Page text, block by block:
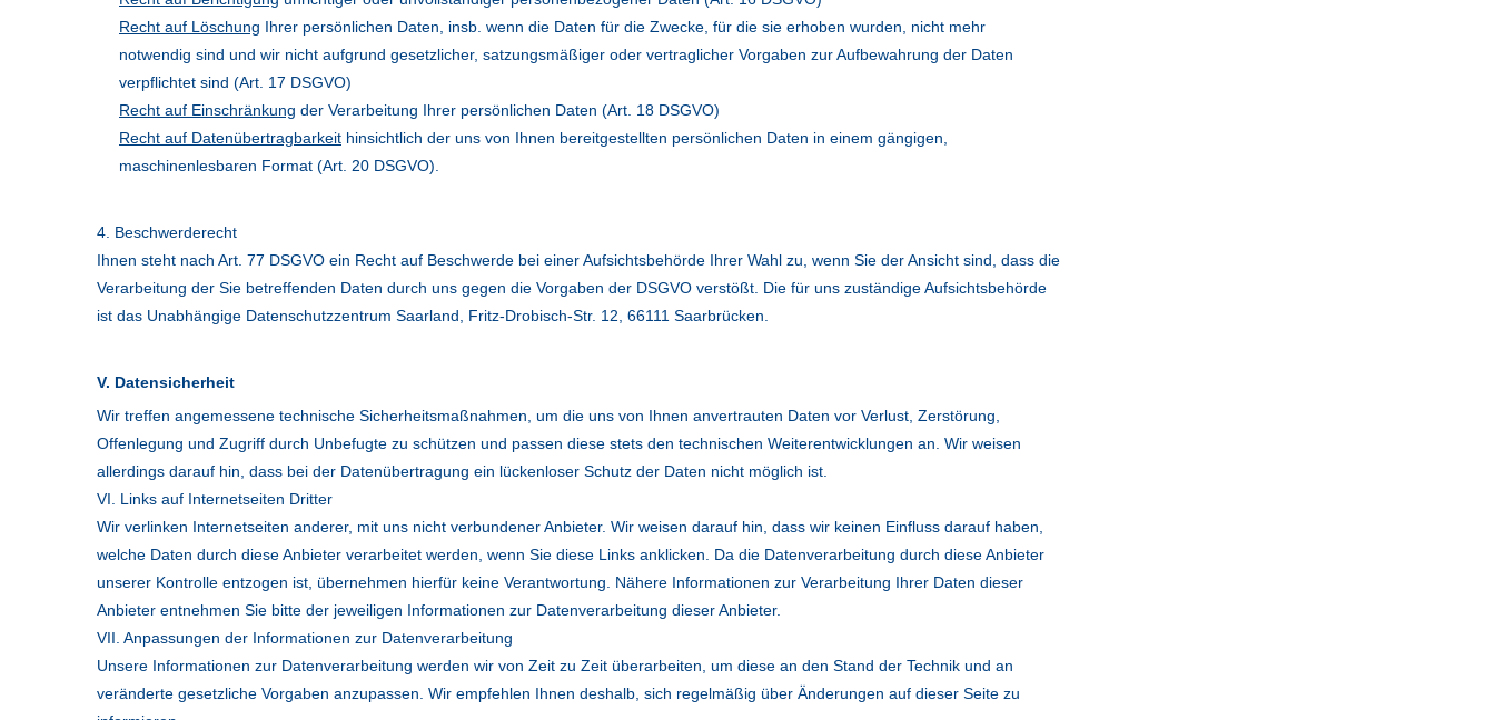
Recht auf Löschung Ihrer persönlichen Daten, insb. wenn die Daten für die Zwecke, für die sie erhoben wurden, nicht mehr
notwendig sind und wir nicht aufgrund gesetzlicher, satzungsmäßiger oder vertraglicher Vorgaben zur Aufbewahrung der Daten
verpflichtet sind (Art. 17 DSGVO)
Recht auf Einschränkung der Verarbeitung Ihrer persönlichen Daten (Art. 18 DSGVO)
Recht auf Datenübertragbarkeit hinsichtlich der uns von Ihnen bereitgestellten persönlichen Daten in einem gängigen,
maschinenlesbaren Format (Art. 20 DSGVO).
4. Beschwerderecht
Ihnen steht nach Art. 77 DSGVO ein Recht auf Beschwerde bei einer Aufsichtsbehörde Ihrer Wahl zu, wenn Sie der Ansicht sind, dass die
Verarbeitung der Sie betreffenden Daten durch uns gegen die Vorgaben der DSGVO verstößt. Die für uns zuständige Aufsichtsbehörde
ist das Unabhängige Datenschutzzentrum Saarland, Fritz-Drobisch-Str. 12, 66111 Saarbrücken.
V. Datensicherheit
Wir treffen angemessene technische Sicherheitsmaßnahmen, um die uns von Ihnen anvertrauten Daten vor Verlust, Zerstörung,
Offenlegung und Zugriff durch Unbefugte zu schützen und passen diese stets den technischen Weiterentwicklungen an. Wir weisen
allerdings darauf hin, dass bei der Datenübertragung ein lückenloser Schutz der Daten nicht möglich ist.
VI. Links auf Internetseiten Dritter
Wir verlinken Internetseiten anderer, mit uns nicht verbundener Anbieter. Wir weisen darauf hin, dass wir keinen Einfluss darauf haben,
welche Daten durch diese Anbieter verarbeitet werden, wenn Sie diese Links anklicken. Da die Datenverarbeitung durch diese Anbieter
unserer Kontrolle entzogen ist, übernehmen hierfür keine Verantwortung. Nähere Informationen zur Verarbeitung Ihrer Daten dieser
Anbieter entnehmen Sie bitte der jeweiligen Informationen zur Datenverarbeitung dieser Anbieter.
VII. Anpassungen der Informationen zur Datenverarbeitung
Unsere Informationen zur Datenverarbeitung werden wir von Zeit zu Zeit überarbeiten, um diese an den Stand der Technik und an
veränderte gesetzliche Vorgaben anzupassen. Wir empfehlen Ihnen deshalb, sich regelmäßig über Änderungen auf dieser Seite zu